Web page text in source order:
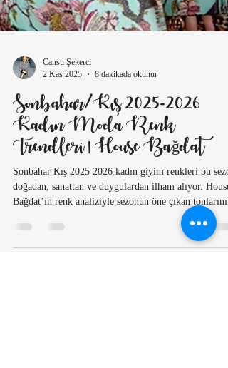
Cansu Şekerci
2 Kas 2025
8 dakikada okunur
Sonbahar/Kış 2025-2026
Kadın Moda Renk